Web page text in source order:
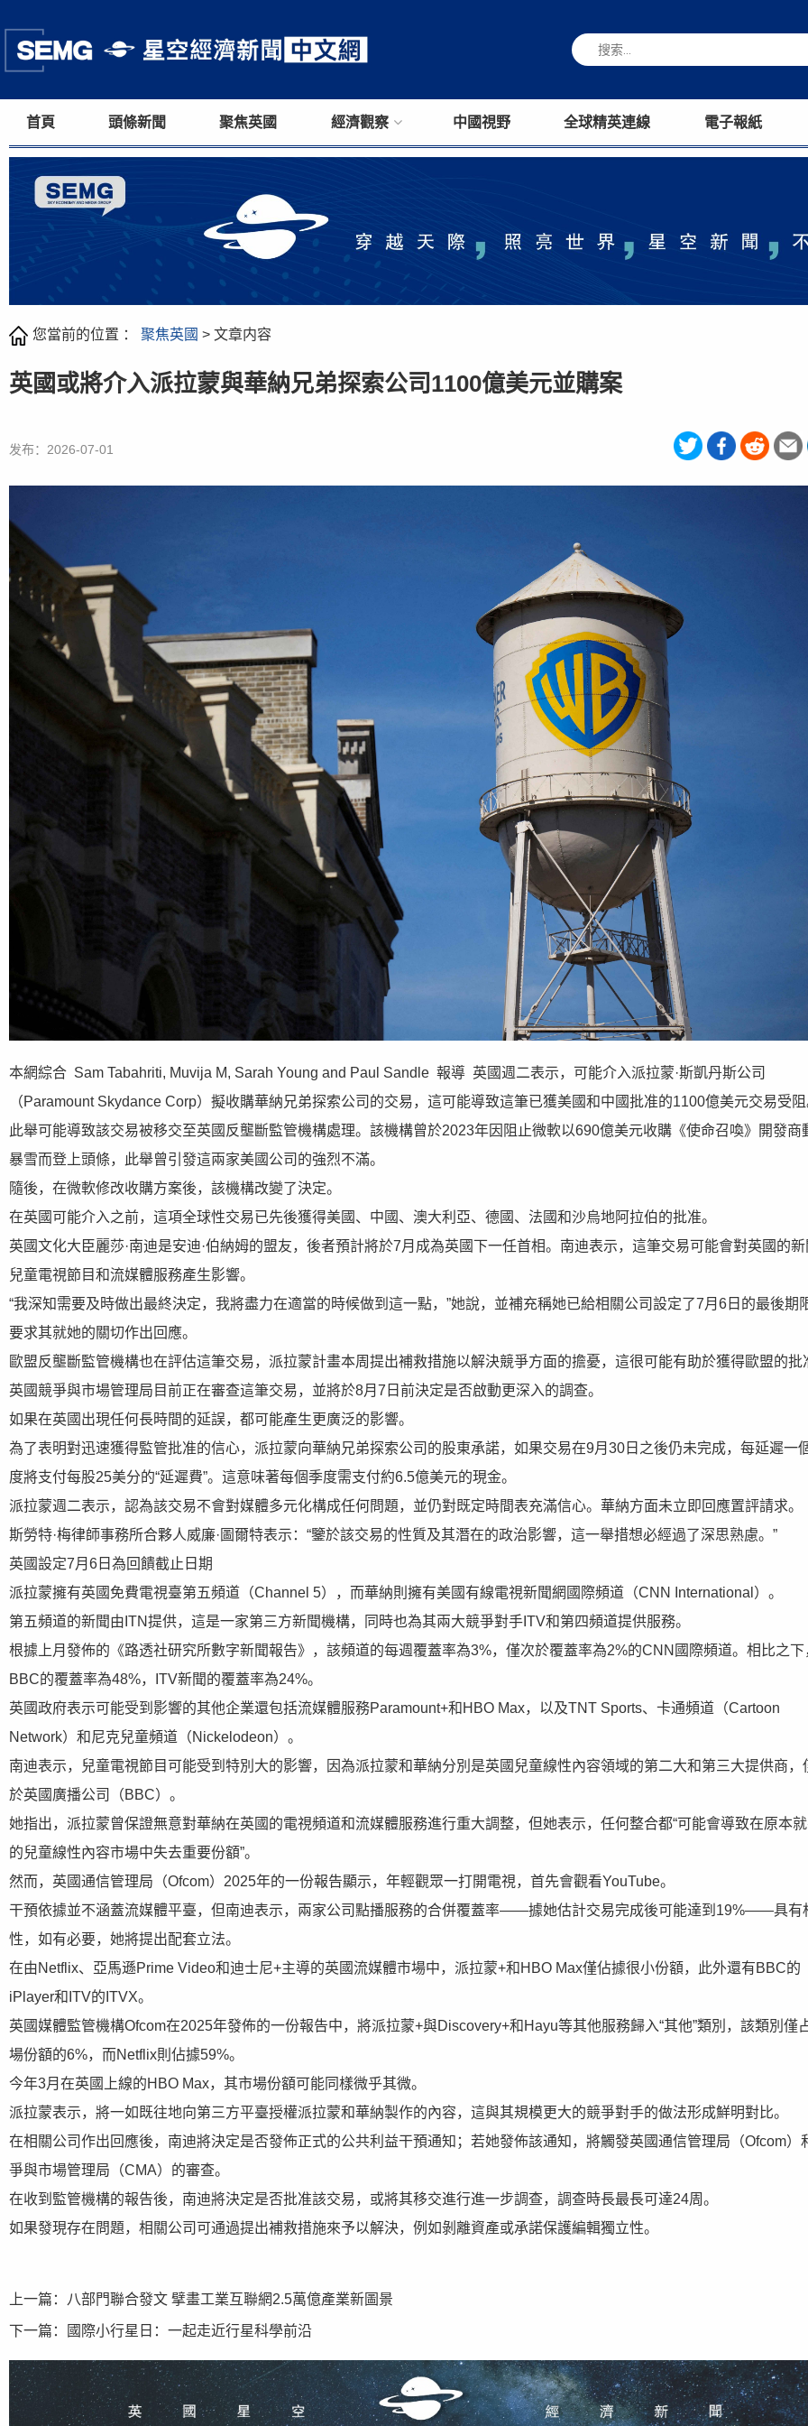
首頁 頭條新聞 聚焦英國 經濟觀察 中國視野 全球精英連線 電子報紙
您當前的位置 ： 聚焦英國 > 文章内容
英國或將介入派拉蒙與華納兄弟探索公司1100億美元並購案
发布：2026-07-01
本網綜合 Sam Tabahriti, Muvija M, Sarah Young and Paul Sandle 報導 英國週二表示，可能介入派拉蒙·斯凱丹斯公司
（Paramount Skydance Corp）擬收購華納兄弟探索公司的交易，這可能導致這筆已獲美國和中國批准的1100億美元交易受阻
此舉可能導致該交易被移交至英國反壟斷監管機構處理。該機構曾於2023年因阻止微軟以690億美元收購《使命召喚》開發商
暴雪而登上頭條，此舉曾引發這兩家美國公司的強烈不滿。
隨後，在微軟修改收購方案後，該機構改變了決定。
在英國可能介入之前，這項全球性交易已先後獲得美國、中國、澳大利亞、德國、法國和沙烏地阿拉伯的批准。
英國文化大臣麗莎·南迪是安迪·伯納姆的盟友，後者預計將於7月成為英國下一任首相。南迪表示，這筆交易可能會對英國的新
兒童電視節目和流媒體服務產生影響。
“我深知需要及時做出最終決定，我將盡力在適當的時候做到這一點，”她說，並補充稱她已給相關公司設定了7月6日的最後期
要求其就她的關切作出回應。
歐盟反壟斷監管機構也在評估這筆交易，派拉蒙計畫本周提出補救措施以解決競爭方面的擔憂，這很可能有助於獲得歐盟的批
英國競爭與市場管理局目前正在審查這筆交易，並將於8月7日前決定是否啟動更深入的調查。
如果在英國出現任何長時間的延誤，都可能產生更廣泛的影響。
為了表明對迅速獲得監管批准的信心，派拉蒙向華納兄弟探索公司的股東承諾，如果交易在9月30日之後仍未完成，每延遲一
度將支付每股25美分的“延遲費”。這意味著每個季度需支付約6.5億美元的現金。
派拉蒙週二表示，認為該交易不會對媒體多元化構成任何問題，並仍對既定時間表充滿信心。華納方面未立即回應置評請求。
斯勞特·梅律師事務所合夥人威廉·圖爾特表示：“鑒於該交易的性質及其潛在的政治影響，這一舉措想必經過了深思熟慮。”
英國設定7月6日為回饋截止日期
派拉蒙擁有英國免費電視臺第五頻道（Channel 5），而華納則擁有美國有線電視新聞網國際頻道（CNN International）。
第五頻道的新聞由ITN提供，這是一家第三方新聞機構，同時也為其兩大競爭對手ITV和第四頻道提供服務。
根據上月發佈的《路透社研究所數字新聞報告》，該頻道的每週覆蓋率為3%，僅次於覆蓋率為2%的CNN國際頻道。相比之下
BBC的覆蓋率為48%，ITV新聞的覆蓋率為24%。
英國政府表示可能受到影響的其他企業還包括流媒體服務Paramount+和HBO Max，以及TNT Sports、卡通頻道（Cartoon
Network）和尼克兒童頻道（Nickelodeon）。
南迪表示，兒童電視節目可能受到特別大的影響，因為派拉蒙和華納分別是英國兒童線性內容領域的第二大和第三大提供商，
於英國廣播公司（BBC）。
她指出，派拉蒙曾保證無意對華納在英國的電視頻道和流媒體服務進行重大調整，但她表示，任何整合都“可能會導致在原本
的兒童線性內容市場中失去重要份額”。
然而，英國通信管理局（Ofcom）2025年的一份報告顯示，年輕觀眾一打開電視，首先會觀看YouTube。
干預依據並不涵蓋流媒體平臺，但南迪表示，兩家公司點播服務的合併覆蓋率——據她估計交易完成後可能達到19%——具有
性，如有必要，她將提出配套立法。
在由Netflix、亞馬遜Prime Video和迪士尼+主導的英國流媒體市場中，派拉蒙+和HBO Max僅佔據很小份額，此外還有BBC的
iPlayer和ITV的ITVX。
英國媒體監管機構Ofcom在2025年發佈的一份報告中，將派拉蒙+與Discovery+和Hayu等其他服務歸入“其他”類別，該類別僅
場份額的6%，而Netflix則佔據59%。
今年3月在英國上線的HBO Max，其市場份額可能同樣微乎其微。
派拉蒙表示，將一如既往地向第三方平臺授權派拉蒙和華納製作的內容，這與其規模更大的競爭對手的做法形成鮮明對比。
在相關公司作出回應後，南迪將決定是否發佈正式的公共利益干預通知；若她發佈該通知，將觸發英國通信管理局（Ofcom）
爭與市場管理局（CMA）的審查。
在收到監管機構的報告後，南迪將決定是否批准該交易，或將其移交進行進一步調查，調查時長最長可達24周。
如果發現存在問題，相關公司可通過提出補救措施來予以解決，例如剝離資產或承諾保護編輯獨立性。
上一篇： 八部門聯合發文 擘畫工業互聯網2.5萬億產業新圖景
下一篇： 國際小行星日：一起走近行星科學前沿